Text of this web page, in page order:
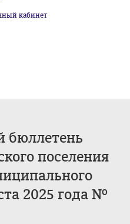
кабинет
поселения
2025 года №